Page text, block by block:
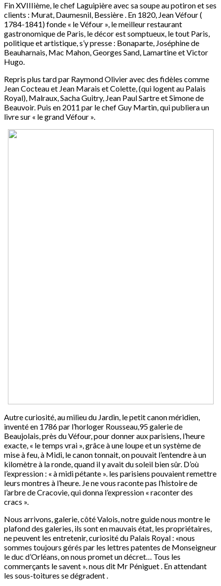
Fin XVIIIième, le chef Laguipière avec sa soupe au potiron et ses
clients : Murat, Daumesnil, Bessière . En 1820, Jean Véfour (
1784-1841) fonde « le Véfour », le meilleur restaurant
gastronomique de Paris, le décor est somptueux, le tout Paris,
politique et artistique, s’y presse : Bonaparte, Joséphine de
Beauharnais, Mac Mahon, Georges Sand, Lamartine et Victor
Hugo.
Repris plus tard par Raymond Olivier avec des fidèles comme
Jean Cocteau et Jean Marais et Colette, (qui logent au Palais
Royal), Malraux, Sacha Guitry, Jean Paul Sartre et Simone de
Beauvoir. Puis en 2011 par le chef Guy Martin, qui publiera un
livre sur « le grand Véfour ».
Autre curiosité, au milieu du Jardin, le petit canon méridien,
inventé en 1786 par l’horloger Rousseau,95 galerie de
Beaujolais, près du Véfour, pour donner aux parisiens, l’heure
exacte, « le temps vrai », grâce à une loupe et un système de
mise à feu, à Midi, le canon tonnait, on pouvait l’entendre à un
kilomètre à la ronde, quand il y avait du soleil bien sûr. D’où
l’expression : « à midi pétante ». les parisiens pouvaient remettre
leurs montres à l’heure. Je ne vous raconte pas l’histoire de
l’arbre de Cracovie, qui donna l’expression « raconter des
cracs ».
Nous arrivons, galerie, côté Valois, notre guide nous montre le
plafond des galeries, ils sont en mauvais état, les propriétaires,
ne peuvent les entretenir, curiosité du Palais Royal : «nous
sommes toujours gérés par les lettres patentes de Monseigneur
le duc d’Orléans, on nous promet un décret… Tous les
commerçants le savent ». nous dit Mr Péniguet . En attendant
les sous-toitures se dégradent .